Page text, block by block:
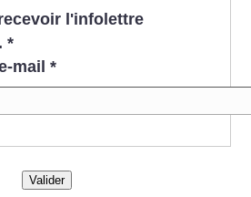
l'infolettre
*
mail *
Valider